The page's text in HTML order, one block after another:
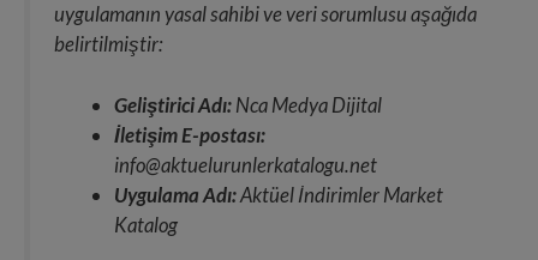
uygulamanın yasal sahibi ve veri sorumlusu aşağıda
belirtilmiştir:
Geliştirici Adı:Nca Medya Dijital
İletişim E-postası:
info@aktuelurunlerkatalogu.net
Uygulama Adı:Aktüel İndirimler Market
Katalog